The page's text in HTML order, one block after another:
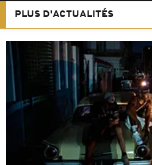
PLUS D'ACTUALITÉS